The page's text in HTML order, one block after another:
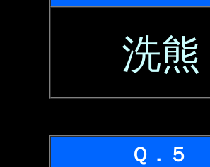
洗熊
Ｑ．５